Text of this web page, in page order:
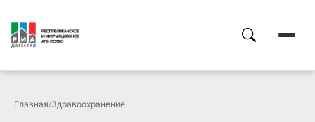
Главная/Здравоохранение